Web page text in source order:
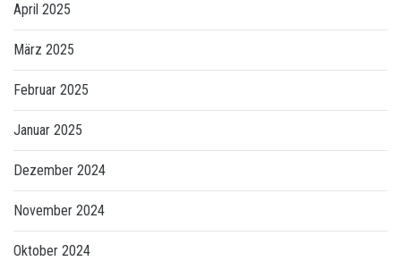
April 2025
März 2025
Februar 2025
Januar 2025
Dezember 2024
November 2024
Oktober 2024